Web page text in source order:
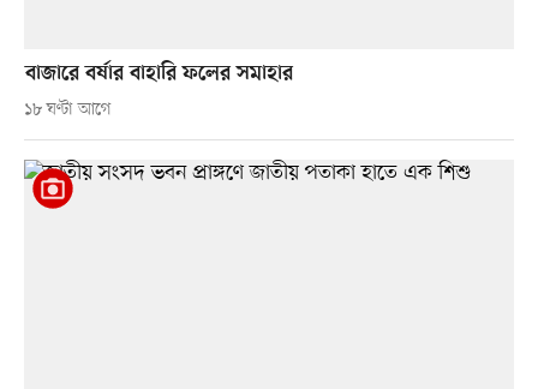
বাজারে বর্ষার বাহারি ফলের সমাহার
১৮ ঘণ্টা আগে